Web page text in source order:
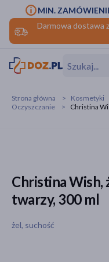
Darmowa dostawa
MIN.
Hit
Strona główna Kosmetyki
Oczyszczanie
Christina
Christina Wish,
twarzy, 300 ml
żel, suchość